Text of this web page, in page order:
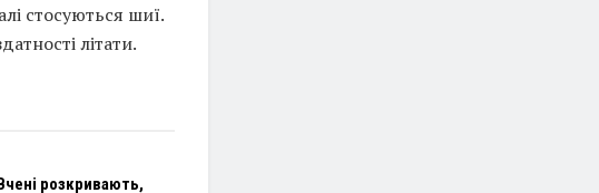
стосуються шиї.
літати.
розкривають,